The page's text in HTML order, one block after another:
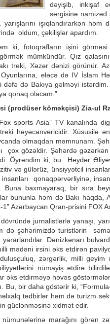
dəyişib, inkişaf
sərgisinə
işıqlandırarkən
oldum, çəkilişlər apardım.
ki, fotoqrafların işini
mümkündür. Qız
treki, Xəzər dənizi görünür.
Oyunlarına, eləcə də IV İslam
də Bakıya gəlməyi
qonaq olacam.”
(prodüser köməkçisi) Zia-ul
sports Asia” TV kanalında
həyəcanvericidir. Xüsusilə
olmaqdan məmnunam.
çox gözəldir. Şəhərdə
Öyrəndim ki, bu Heydər
və gülərüz, ünsiyyətcil
qonaqpərvərliyinə,
baxmayaraq, bir sıra
bununla həm də Bakı haqda,
Azərbaycan Qran-prisini FOX
jurnalistlərlə yanaşı,
də şəhərimizdə turistlərin
Dənizkənarı
mədəni irsini əks etdirən
zərgərlik, milli geyim
nümayiş etdirə
əks etdirməyə həvəs
Bu, bir daha göstərir ki,
tədbirlər həm də turizm
güclənməsinə xidmət edir.
marağını görən